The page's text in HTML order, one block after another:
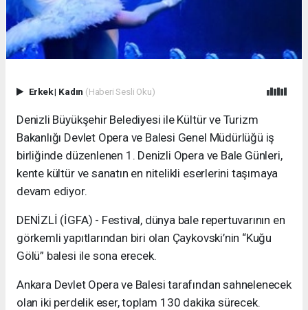
Erkek| Kadın (Haberi Sesli Oku)
Denizli Büyükşehir Belediyesi ile Kültür ve Turizm
Bakanlığı Devlet Opera ve Balesi Genel Müdürlüğü iş
birliğinde düzenlenen 1. Denizli Opera ve Bale Günleri,
kente kültür ve sanatın en nitelikli eserlerini taşımaya
devam ediyor.
DENİZLİ (İGFA) - Festival, dünya bale repertuvarının en
görkemli yapıtlarından biri olan Çaykovski’nin “Kuğu
Gölü” balesi ile sona erecek.
Ankara Devlet Opera ve Balesi tarafından sahnelenecek
olan iki perdelik eser, toplam 130 dakika sürecek.